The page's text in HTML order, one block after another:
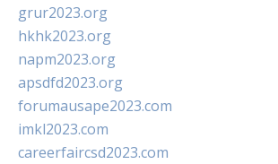
grur2023.org
hkhk2023.org
napm2023.org
apsdfd2023.org
forumausape2023.com
imkl2023.com
careerfaircsd2023.com